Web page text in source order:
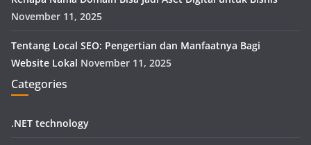
November 11, 2025
Tentang Local SEO: Pengertian dan Manfaatnya Bagi
Website Lokal November 11, 2025
Categories
.NET technology